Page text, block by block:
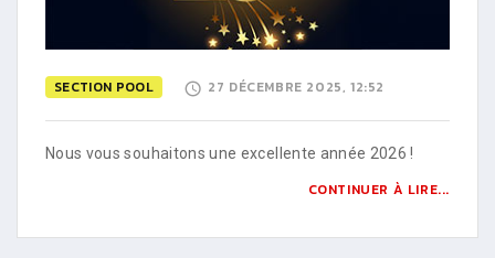
SECTION POOL 27 DÉCEMBRE 2025, 12:52
Nous vous souhaitons une excellente année 2026 !
CONTINUER À LIRE...